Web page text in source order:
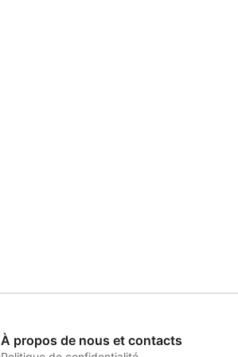
À propos de nous et contacts